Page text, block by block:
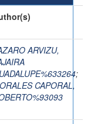
ARVIZU,
;
CAPORAL,